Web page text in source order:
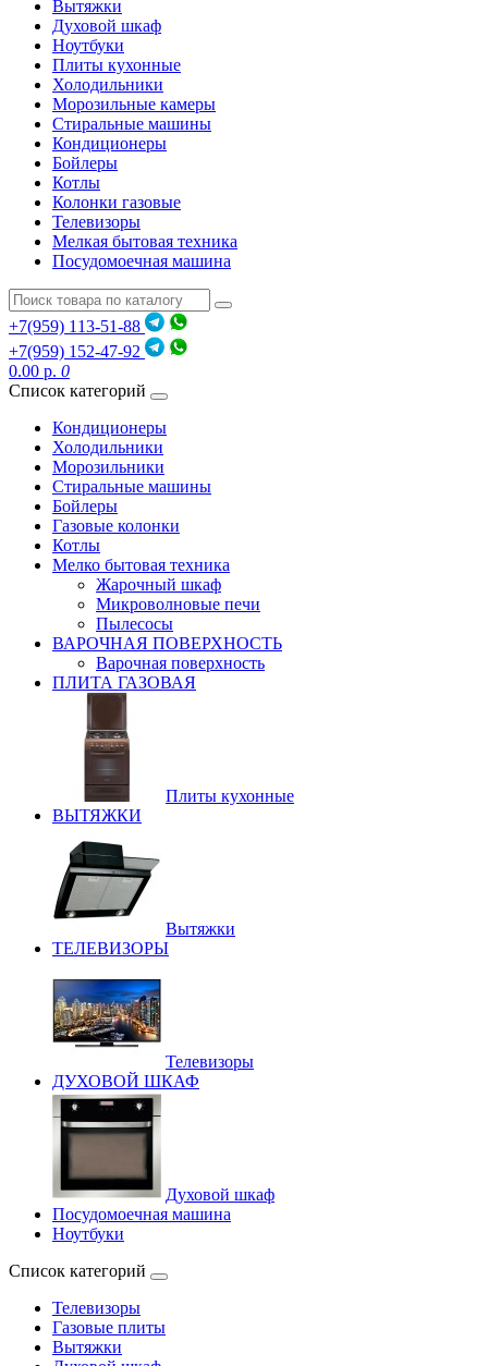
Вытяжки
Духовой шкаф
Ноутбуки
Плиты кухонные
Холодильники
Морозильные камеры
Стиральные машины
Кондиционеры
Бойлеры
Котлы
Колонки газовые
Телевизоры
Мелкая бытовая техника
Посудомоечная машина
+7(959) 113-51-88
+7(959) 152-47-92
0.00 р. 0
Список категорий
Кондиционеры
Холодильники
Морозильники
Стиральные машины
Бойлеры
Газовые колонки
Котлы
Мелко бытовая техника
Жарочный шкаф
Микроволновые печи
Пылесосы
ВАРОЧНАЯ ПОВЕРХНОСТЬ
Варочная поверхность
ПЛИТА ГАЗОВАЯ
Плиты кухонные
ВЫТЯЖКИ
Вытяжки
ТЕЛЕВИЗОРЫ
Телевизоры
ДУХОВОЙ ШКАФ
Духовой шкаф
Посудомоечная машина
Ноутбуки
Список категорий
Телевизоры
Газовые плиты
Вытяжки